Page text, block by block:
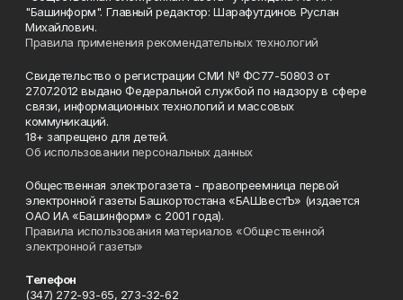
"Башинформ". Главный редактор: Шарафутдинов Руслан
Михайлович.
Правила применения рекомендательных технологий
Свидетельство о регистрации СМИ № ФС77-50803 от
27.07.2012 выдано Федеральной службой по надзору в сфере
связи, информационных технологий и массовых
коммуникаций.
18+ запрещено для детей.
Об использовании персональных данных
Общественная электрогазета - правопреемница первой
электронной газеты Башкортостана «БАШвестЪ» (издается
ОАО ИА «Башинформ» с 2001 года).
Правила использования материалов «Общественной
электронной газеты»
Телефон
(347) 272-93-65, 273-32-62